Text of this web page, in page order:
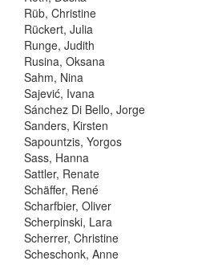
Rüb, Christine
Rückert, Julia
Runge, Judith
Rusina, Oksana
Sahm, Nina
Sajević, Ivana
Sánchez Di Bello, Jorge
Sanders, Kirsten
Sapountzis, Yorgos
Sass, Hanna
Sattler, Renate
Schäffer, René
Scharfbier, Oliver
Scherpinski, Lara
Scherrer, Christine
Scheschonk, Anne